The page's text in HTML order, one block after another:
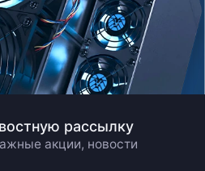
рассылку
акции, новости